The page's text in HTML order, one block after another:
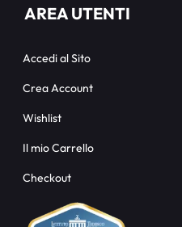
AREA UTENTI
Accedi al Sito
Crea Account
Wishlist
Il mio Carrello
Checkout